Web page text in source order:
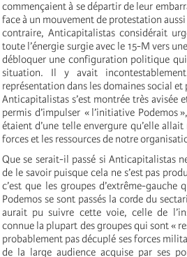
commençaient à se départir de leur
face à un mouvement de protestation
contraire, Anticapitalistas considérait
toute l’énergie surgie avec le 15-M vers
débloquer une configuration politique
situation. Il y avait
représentation dans les domaines social
Anticapitalistas s’est montrée très avisée
permis d’impulser « l’initiative
étaient d’une telle envergure qu’elle
forces et les ressources de notre
Que se serait-il passé si Anticapitalistas
de le savoir puisque cela ne s’est pas
c’est que les groupes d’extrême-gauche
Podemos se sont passés la corde du
aurait pu suivre cette voie, celle de
connue la plupart des groupes qui sont «
probablement pas décuplé ses forces
de la large audience acquise par ses